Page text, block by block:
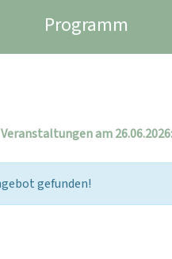
Programm
Veranstaltungen am 26.06.2026:
gefunden!